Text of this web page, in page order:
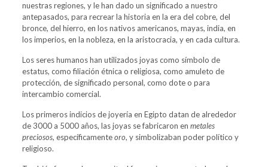
nuestras regiones, y le han dado un significado a nuestro
antepasados, para recrear la historia en la era del cobre, del
bronce, del hierro, en los nativos americanos, mayas, india, en
los imperios, en la nobleza, en la aristocracia, y en cada cultura.
Los seres humanos han utilizados joyas como símbolo de
estatus, como filiación étnica o religiosa, como amuleto de
protección, de significado personal, como dote o para
intercambio comercial.
Los primeros indicios de joyería en Egipto datan de alrededor
de 3000 a 5000 años, las joyas se fabricaron en metales
preciosos, específicamenteoro, y simbolizaban poder político y
religioso.